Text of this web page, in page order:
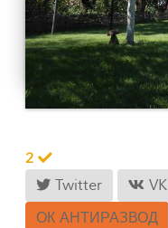
2
Twitter
VK
ОК АНТИРАЗВОД